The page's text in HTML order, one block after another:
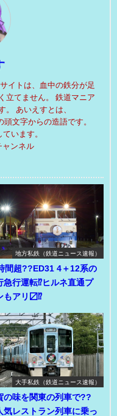
イトは、血中の鉄分が足
立てません。 鉄道マニア
。 あいえすとは、
頭文字からの造語です。
います。
ャンネル
地方私鉄（鉄道ニュース速報）
間超??ED31 4＋12系の
急行運転⁉ヒルネ直通プ
もアリ〼⁉
大手私鉄（鉄道ニュース速報）
の味を関東の列車で??
気レストラン列車に乗っ